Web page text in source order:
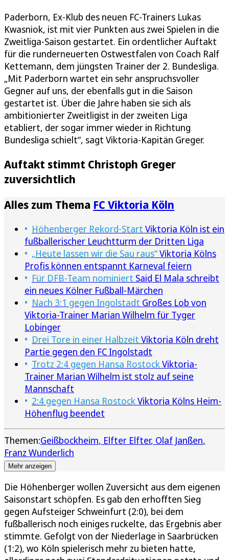
Paderborn, Ex-Klub des neuen FC-Trainers Lukas
Kwasniok, ist mit vier Punkten aus zwei Spielen in die
Zweitliga-Saison gestartet. Ein ordentlicher Auftakt
für die runderneuerten Ostwestfalen von Coach Ralf
Kettemann, dem jüngsten Trainer der 2. Bundesliga.
„Mit Paderborn wartet ein sehr anspruchsvoller
Gegner auf uns, der ebenfalls gut in die Saison
gestartet ist. Über die Jahre haben sie sich als
ambitionierter Zweitligist in der zweiten Liga
etabliert, der sogar immer wieder in Richtung
Bundesliga schielt“, sagt Viktoria-Kapitän Greger.
Auftakt stimmt Christoph Greger
zuversichtlich
Alles zum Thema FC Viktoria Köln
Höhenberger Rekord-Start Viktoria Köln ist ein
fußballerischer Leuchtturm der Dritten Liga
„Heute lassen wir die Sau raus“Viktoria Kölns
Profis können entspannt Karneval feiern
Für DFB-Team nominiert Said El Mala schreibt
ein neues Kölner Fußball-Märchen
Nach 3:1 gegen Ingolstadt Großes Lob von
Viktoria-Trainer Marian Wilhelm für Tyger
Lobinger
Drei Tore in einer Halbzeit Viktoria Köln dreht
Partie gegen den FC Ingolstadt
Trotz 2:4 gegen Hansa RostockViktoria-
Trainer Marian Wilhelm ist stolz auf seine
Mannschaft
2:4 gegen Hansa RostockViktoria Kölns Heim-
Höhenflug beendet
Themen:Geißbockheim Elfter Elfter Olaf Janßen
Franz Wunderlich
Mehr anzeigen
Die Höhenberger wollen Zuversicht aus dem eigenen
Saisonstart schöpfen. Es gab den erhofften Sieg
gegen Aufsteiger Schweinfurt (2:0), bei dem
fußballerisch noch einiges ruckelte, das Ergebnis aber
stimmte. Gefolgt von der Niederlage in Saarbrücken
(1:2), wo Köln spielerisch mehr zu bieten hatte,